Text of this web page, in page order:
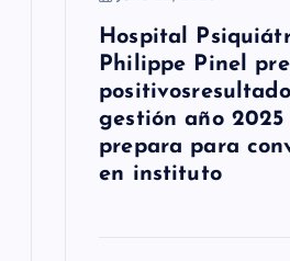
Hospital
Philippe Pinel
gestión año 2025
prepara para
en instituto